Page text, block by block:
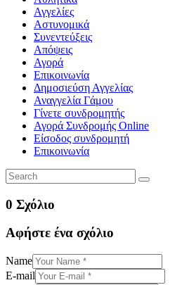
Αγγελίες
Αστυνομικά
Συνεντεύξεις
Απόψεις
Αγορά
Επικοινωνία
Δημοσιεύση Αγγελίας
Αναγγελία Γάμου
Γίνετε συνδρομητής
Αγορά Συνδρομής Online
Είσοδος συνδρομητή
Επικοινωνία
0 Σχόλιο
Αφήστε ένα σχόλιο
Name
E-mail